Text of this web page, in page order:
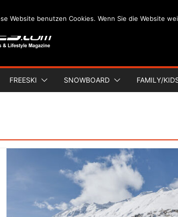
FREESKI SNOWBOARD FAMILY/
Website benutzen Cookies. Wenn Sie die Website